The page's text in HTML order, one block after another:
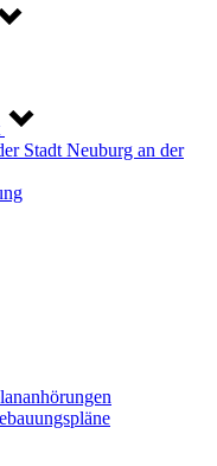
Stadt Neuburg an der